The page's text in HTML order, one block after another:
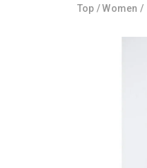
Top /Women /